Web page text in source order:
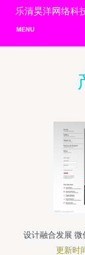
乐清昊洋网络科
MENU
设计融合发展
更新时